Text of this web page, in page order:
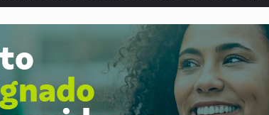
para aproveitar o fim de semana em Porto
prendem membro do CV com arma e drogas
parceria com a APAE para ampliar ações
no combate a drones durante exercício